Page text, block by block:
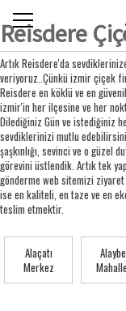
Reisdere
Artık Reisdere'da
veriyoruz..Çünkü izmir çiçek
Reisdere en köklü ve en
izmir'in her ilçesine ve her
Dilediğiniz Gün ve istediğiniz
sevdiklerinizi mutlu
şaşkınlığı, sevinci ve o güzel
görevini üstlendik. Artık tek
gönderme web sitemizi
ise en kaliteli, en taze ve en
teslim etmektir.
Alaçatı
Merkez